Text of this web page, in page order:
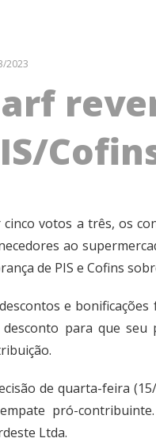
2023
cinco votos a três, os
ao
de PIS e Cofins
e
desconto para que
de quarta-feira
pró-
Ltda.